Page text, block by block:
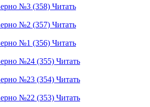
№3 (358) Читать
№2 (357) Читать
№1 (356) Читать
№24 (355) Читать
№23 (354) Читать
№22 (353) Читать